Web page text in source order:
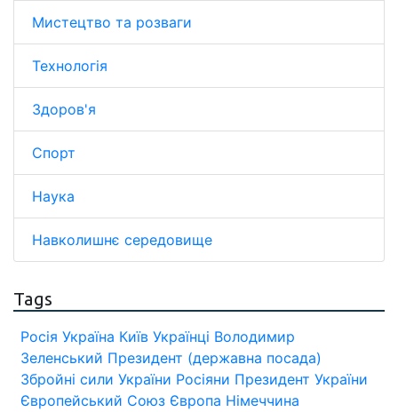
Мистецтво та розваги
Технологія
Здоров'я
Спорт
Наука
Навколишнє середовище
Tags
Росія Україна Київ Українці Володимир
Зеленський Президент (державна посада)
Збройні сили України Росіяни Президент України
Європейський Союз Європа Німеччина